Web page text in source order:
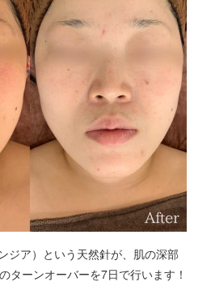
ジア）という天然針が、肌の深部
ターンオーバーを7日で行います！